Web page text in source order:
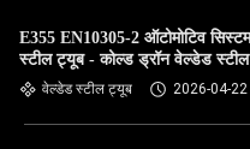
E355 EN10305-2 ऑटोमोटिव सिस्टम
स्टील ट्यूब - कोल्ड ड्रॉन वेल्डेड
वेल्डेड स्टील ट्यूब 2026-04-22